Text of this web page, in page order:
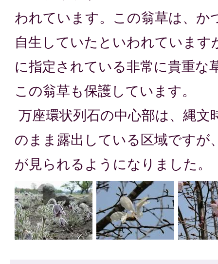
われています。この翁草は、か
自生していたといわれています
に指定されている非常に貴重な
この翁草も保護しています。
万座環状列石の中心部は、縄文
のまま露出している区域ですが
が見られるようになりました。